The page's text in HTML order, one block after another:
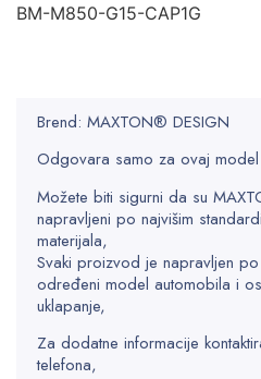
BM-M850-G15-CAP1G
Brend: MAXTON® DESIGN
Odgovara samo za ovaj
Možete biti sigurni da su
napravljeni po najvišim
materijala,
Svaki proizvod je napravljen
određeni model automobila i
uklapanje,
Za dodatne informacije
telefona,